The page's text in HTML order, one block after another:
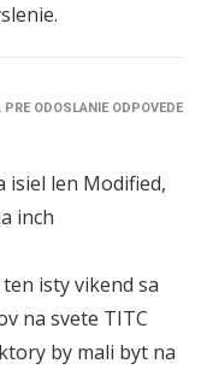
isiel len Modified,
inch
isty vikend sa
na svete TITC
by mali byt na
ODOSLANIE ODPOVEDE